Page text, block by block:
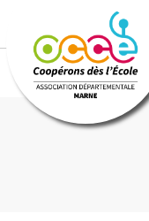
VOTRE AD51